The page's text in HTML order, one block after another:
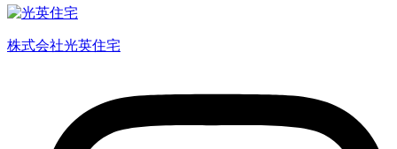
株式会社光英住宅